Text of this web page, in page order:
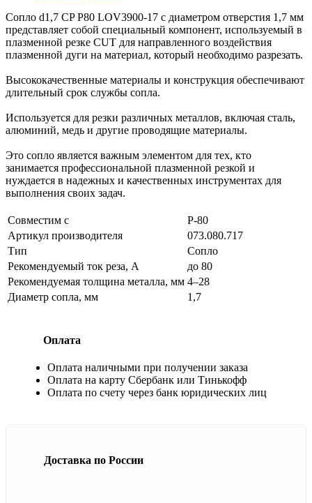
Сопло d1,7 CP P80 LOV3900-17 с диаметром отверстия 1,7 мм
представляет собой специальный компонент, используемый в
плазменной резке CUT для направленного воздействия
плазменной дуги на материал, который необходимо разрезать.
Высококачественные материалы и конструкция обеспечивают
длительный срок службы сопла.
Используется для резки различных металлов, включая сталь,
алюминий, медь и другие проводящие материалы.
Это сопло является важным элементом для тех, кто
занимается профессиональной плазменной резкой и
нуждается в надежных и качественных инструментах для
выполнения своих задач.
Совместим с
P-80
Артикул производителя
073.080.717
Тип
Сопло
Рекомендуемый ток реза, А
до 80
Рекомендуемая толщина металла, мм 4–28
Диаметр сопла, мм
1,7
Оплата
Оплата наличными при получении заказа
Оплата на карту Сбербанк или Тинькофф
Оплата по счету через банк юридических лиц
Доставка по России